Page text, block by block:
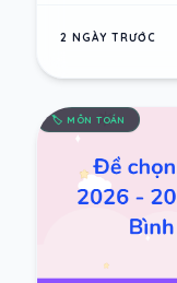
2 NGÀY TRƯỚC
🏷️ MÔN TOÁN